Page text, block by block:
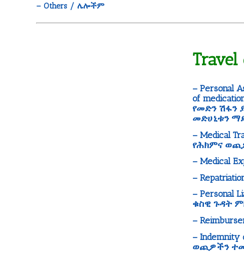
– Others / ሌሎችም
– Personal
of
የመድን ሽፋን
መድሀኒቱን
– Medical
የሕክምና
– Medical
–
– Personal
ቁስዊ ጉዳት
–
–
ወጪዎችን